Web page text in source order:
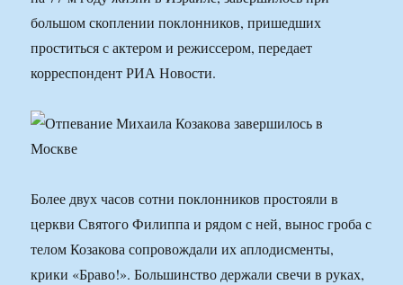
большом скоплении поклонников, пришедших
проститься с актером и режиссером, передает
корреспондент РИА Новости.
Более двух часов сотни поклонников простояли в
церкви Святого Филиппа и рядом с ней, вынос гроба с
телом Козакова сопровождали их аплодисменты,
крики «Браво!». Большинство держали свечи в руках,